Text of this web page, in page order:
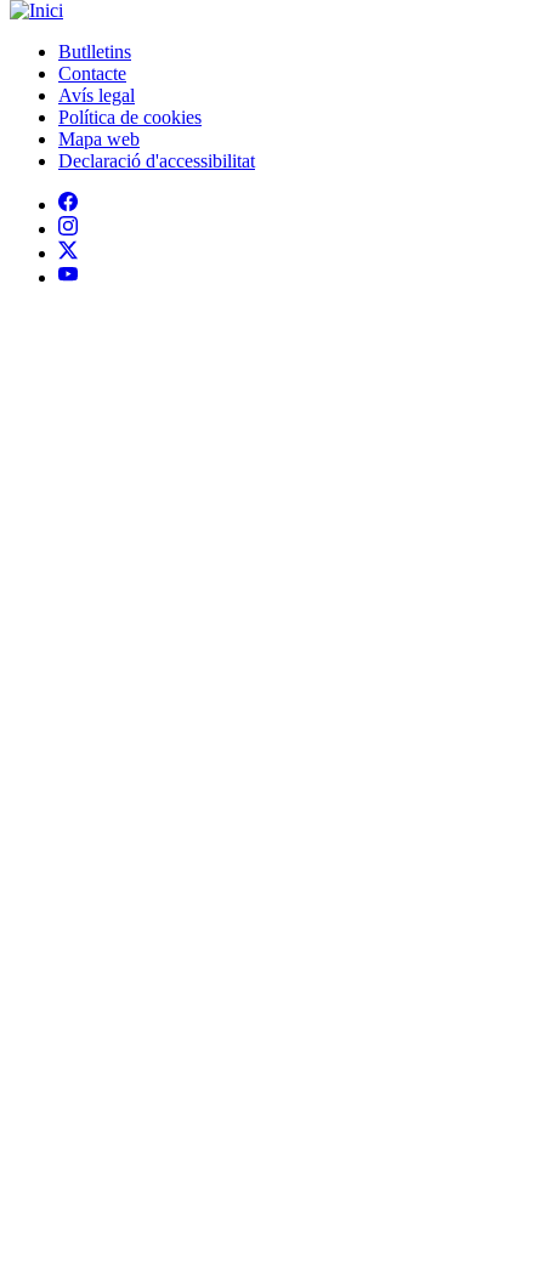
Peu
Butlletins
Contacte
Avís legal
Política de cookies
Mapa web
Declaració d'accessibilitat